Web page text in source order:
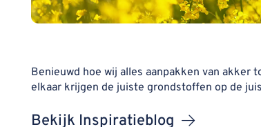
Benieuwd hoe wij alles aanpakken van
elkaar krijgen de juiste grondstoffen op de
Bekijk Inspiratieblog